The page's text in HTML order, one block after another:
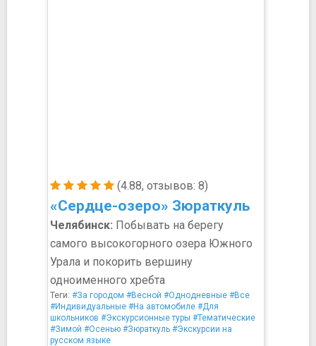
(4.88, отзывов: 8)
«Сердце-озеро» Зюраткуль
Челябинск: Побывать на берегу
самого высокогорного озера Южного
Урала и покорить вершину
одноименного хребта
Теги: #За городом #Весной #Однодневные #Все
#Индивидуальные #На автомобиле #Для
школьников #Экскурсионные туры #Тематические
#Зимой #Осенью #Зюраткуль #Экскурсии на
русском языке